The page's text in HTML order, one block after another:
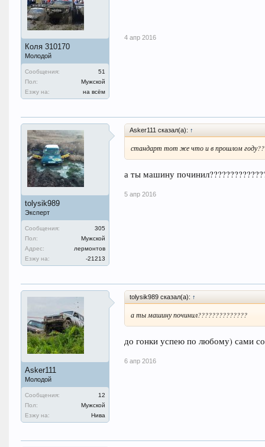
Коля 310170
Молодой
Сообщения:
51
Пол:
Мужской
Езжу на:
на всём
4 апр 2016
tolysik989
Эксперт
Сообщения:
305
Пол:
Мужской
Адрес:
лермонтов
Езжу на:
-21213
Asker111 сказал(а): ↑
стандарт тот же что и в прошлом году??
а ты машину
5 апр 2016
Asker111
Молодой
Сообщения:
12
Пол:
Мужской
Езжу на:
Нива
tolysik989 сказал(а): ↑
а ты машину починил??????????????
до гонки успею по любому) сами
6 апр 2016